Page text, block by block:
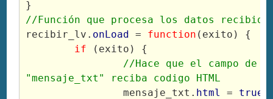
//Función que procesa los datos
recibir_lv. onLoad = function (exito) {
if (exito) {
//Hace que el campo de
"mensaje_txt" reciba codigo HTML
		mensaje_txt.
html = true